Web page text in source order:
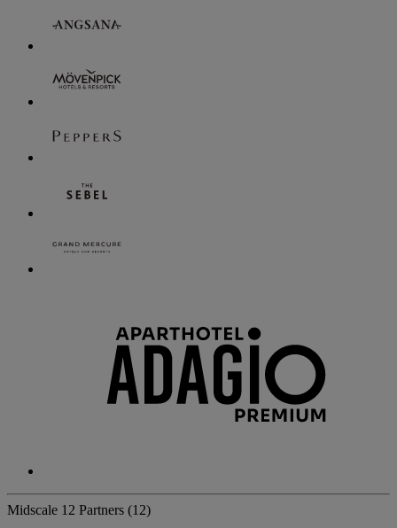
Midscale 12 Partners (12)